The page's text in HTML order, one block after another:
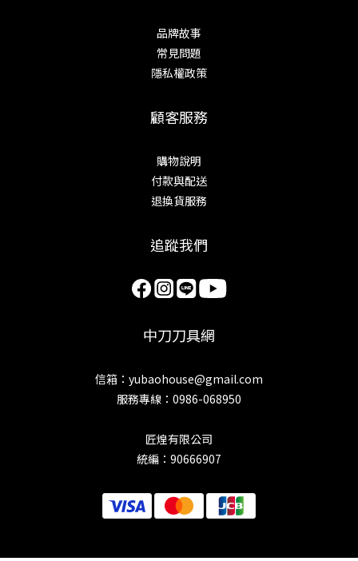
品牌故事
常見問題
隱私權政策
顧客服務
購物說明
付款與配送
退換貨服務
追蹤我們
中刀刀具網
信箱：yubaohouse@gmail.com
服務專線：0986-068950
匠煌有限公司
統編：90666907